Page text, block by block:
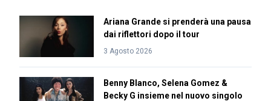
Ariana Grande si prenderà una pausa
dai riflettori dopo il tour
3 Agosto 2026
Benny Blanco, Selena Gomez &
Becky G insieme nel nuovo singolo